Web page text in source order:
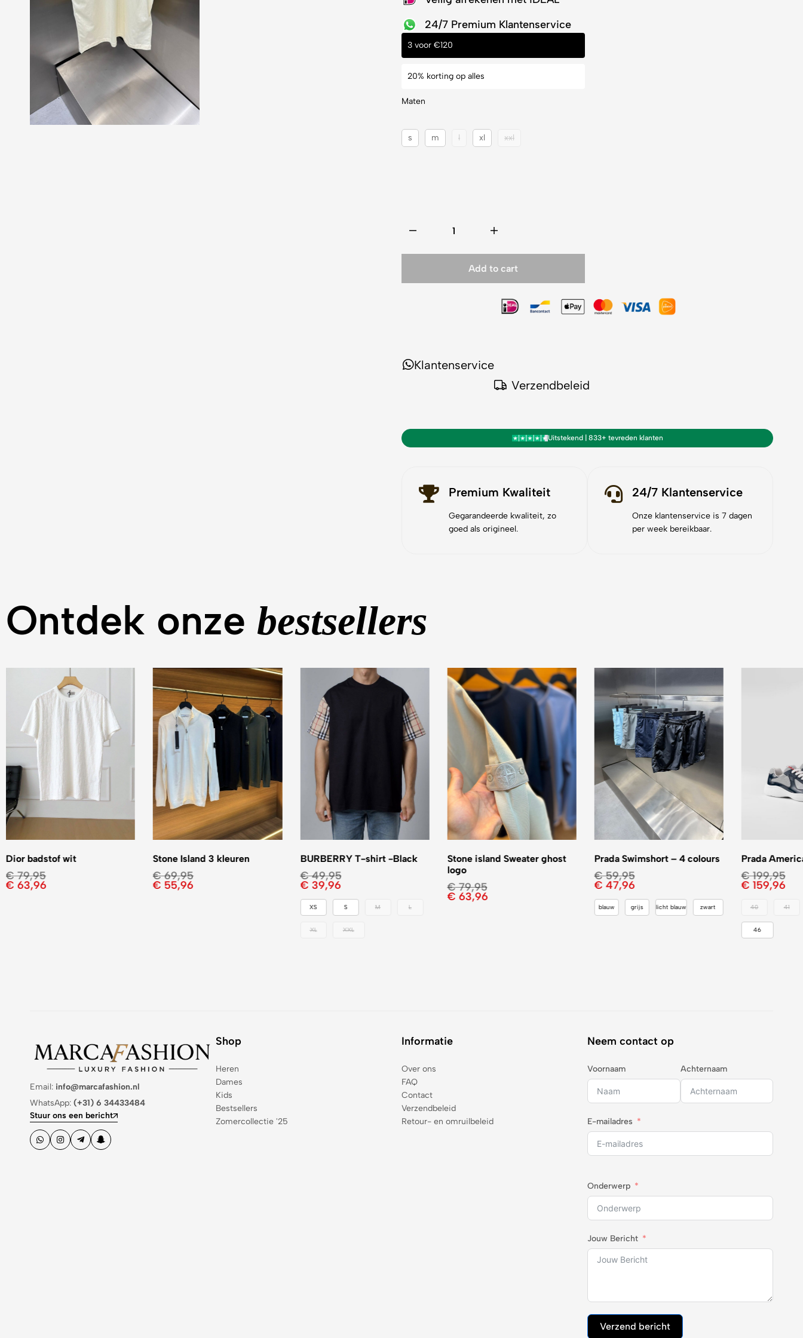
24/7 Premium Klantenservice
3 voor €120
20% korting op alles
Maten
s m l xl xxl
Add to cart
Klantenservice
Verzendbeleid
Uitstekend | 833+ tevreden klanten
Premium Kwaliteit
Gegarandeerde kwaliteit, zo
goed als origineel.
24/7 Klantenservice
Onze klantenservice is 7 dagen
per week bereikbaar.
Ontdek onze bestsellers
Dior badstof wit
€79,95
€ 63,96
Stone Island 3 kleuren
€69,95
€ 55,96
BURBERRY T-shirt -Black
€49,95
€ 39,96
XS S M L
XL XXL
Stone island Sweater ghost
logo
€79,95
€ 63,96
Prada Swimshort – 4 colours
€59,95
€ 47,96
blauw grijs licht blauw zwart
Prada
€199,95
€ 159,96
40 41
46
Email: info@marcafashion.nl
WhatsApp: (+31) 6 34433484
Stuur ons een bericht
Shop
Heren
Dames
Kids
Bestsellers
Zomercollectie '25
Informatie
Over ons
FAQ
Contact
Verzendbeleid
Retour- en omruilbeleid
Neem contact op
Voornaam Achternaam
E-mailadres
Onderwerp
Jouw Bericht
Verzend bericht